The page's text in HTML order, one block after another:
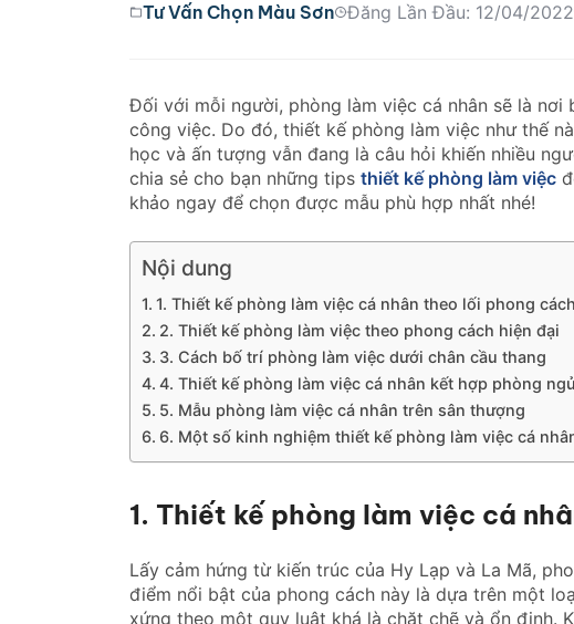
Tư Vấn Chọn Màu Sơn Đăng Lần Đầu: 12/04/2022
Đối với mỗi người, phòng làm việc cá nhân sẽ là
công việc. Do đó, thiết kế phòng làm việc như thế
học và ấn tượng vẫn đang là câu hỏi khiến nhiều
chia sẻ cho bạn những tips thiết kế phòng làm việc
khảo ngay để chọn được mẫu phù hợp nhất nhé!
Nội dung
1. Thiết kế phòng làm việc cá nhân theo lối phong
2. Thiết kế phòng làm việc theo phong cách hiện đại
3. Cách bố trí phòng làm việc dưới chân cầu thang
4. Thiết kế phòng làm việc cá nhân kết hợp phòng
5. Mẫu phòng làm việc cá nhân trên sân thượng
6. Một số kinh nghiệm thiết kế phòng làm việc cá
1. Thiết kế phòng làm việc cá
Lấy cảm hứng từ kiến trúc của Hy Lạp và La Mã,
điểm nổi bật của phong cách này là dựa trên một
xứng theo một quy luật khá là chặt chẽ và ổn định.